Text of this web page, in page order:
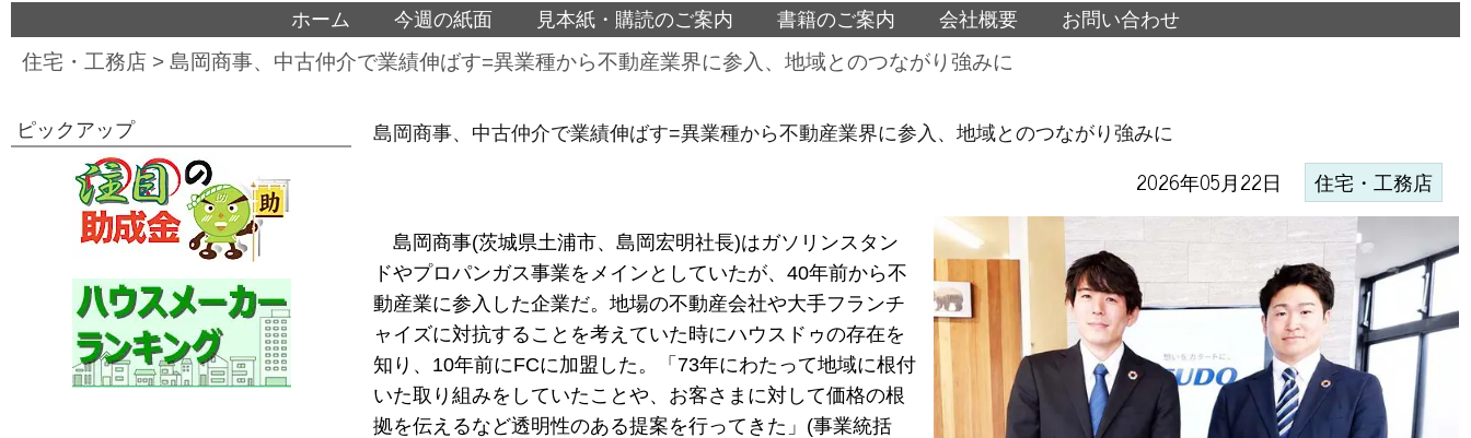
ホーム 今週の紙面 見本紙・購読のご案内 書籍のご案内 会社概要 お問い合わせ
住宅・工務店 > 島岡商事、中古仲介で業績伸ばす=異業種から不動産業界に参入、地域とのつながり強みに
島岡商事、中古仲介で業績伸ばす=異業種から不動産業界に参入、地域とのつながり強みに
2026年05月22日 住宅・工務店
島岡商事(茨城県土浦市、島岡宏明社長)はガソリンスタン
ドやプロパンガス事業をメインとしていたが、40年前から不
動産業に参入した企業だ。地場の不動産会社や大手フランチ
ャイズに対抗することを考えていた時にハウスドゥの存在を
知り、10年前にFCに加盟した。「73年にわたって地域に根付
いた取り組みをしていたことや、お客さまに対して価格の根
拠を伝えるなど透明性のある提案を行ってきた」(事業統括
ピックアップ